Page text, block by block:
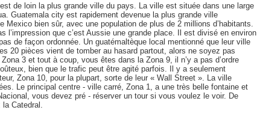
de loin la plus grande ville du pays. La ville est située dans une large
Guatemala city est rapidement devenue la plus grande ville
Mexico bien sûr, avec une population de plus de 2 millions d’habitants.
l’impression que c’est Aussie une grande place. Il est divisé en environ
de façon ordonnée. Un guatémaltèque local mentionné que leur ville
20 pièces vient de tomber au hasard partout, alors ne soyez pas
3 et tout à coup, vous êtes dans la Zona 9, il n’y a pas d’ordre
bien que le trafic peut être agité parfois. Il y a seulement
Zona 10, pour la plupart, sorte de leur « Wall Street ». La ville
Le principal centre - ville carré, Zona 1, a une très belle fontaine et
vous devez pré - réserver un tour si vous voulez le voir. De
Catedral.